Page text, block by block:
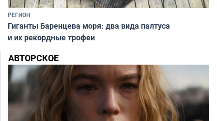
РЕГИОН
Гиганты Баренцева моря: два вида палтуса
и их рекордные трофеи
АВТОРСКОЕ